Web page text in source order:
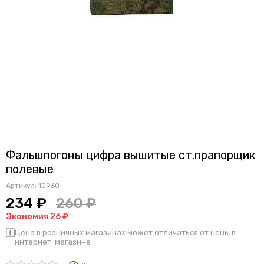
Фальшпогоны цифра вышитые ст.прапорщик
полевые
Артикул: 10960
234 ₽ 260 ₽
Экономия 26 ₽
Цена в розничных магазинах может отличаться от цены в
интернет-магазине